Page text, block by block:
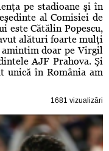
pe stadioane şi în
al Comisiei de
este Cătălin Popescu,
alături foarte mulţi
doar pe Virgil
AJF Prahova. Şi
unică în România am
1681 vizualizări